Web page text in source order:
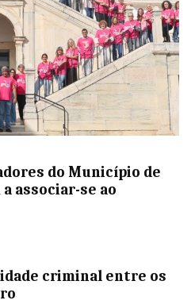
do Município de
associar-se ao
criminal entre os